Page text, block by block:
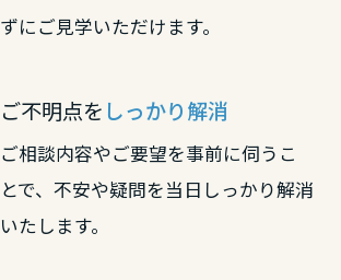
ずにご見学いただけます。
ご不明点を しっかり解消
ご相談内容やご要望を事前に伺うこ
とで、不安や疑問を当日しっかり解消
いたします。